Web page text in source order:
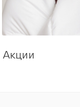
Акции